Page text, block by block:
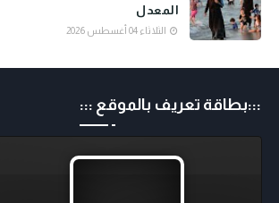
المعدل
الثلاثاء 04 أغسطس 2026
:::بطاقة تعريف بالموقع :::